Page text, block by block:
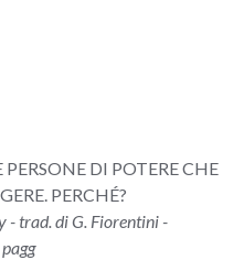
DI POTERE CHE
PERCHÉ?
- trad. di G. Fiorentini -